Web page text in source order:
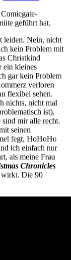
geführt hat.
leiden. Nein, nicht
kein Problem mit
Christkind
ein kleines
gar kein Problem
verloren
flexibel sehen.
nichts, nicht mal
ist),
sind mir alle recht.
seinen
fegt, HoHoHo
ich einfach nur
als meine Frau
Chronicles
wirkt. Die 90